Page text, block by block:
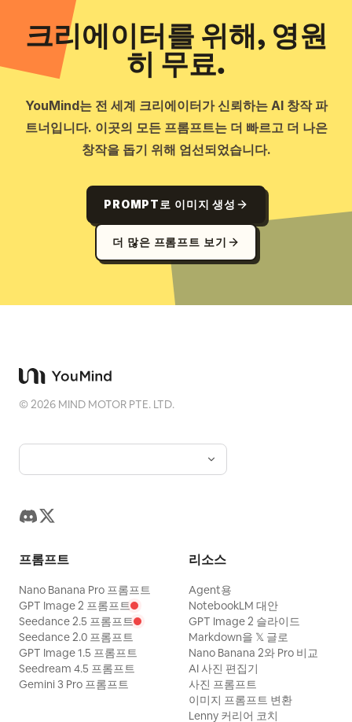
크리에이터를 위해, 영원
히 무료.
YouMind는 전 세계 크리에이터가 신뢰하는 AI 창작 파
트너입니다. 이곳의 모든 프롬프트는 더 빠르고 더 나은
창작을 돕기 위해 엄선되었습니다.
PROMPT로 이미지 생성
더 많은 프롬프트 보기
©2026 MIND MOTOR PTE. LTD.
프롬프트
Nano Banana Pro 프롬프트
GPT Image 2 프롬프트
Seedance 2.5 프롬프트
Seedance 2.0 프롬프트
GPT Image 1.5 프롬프트
Seedream 4.5 프롬프트
Gemini 3 Pro 프롬프트
리소스
Agent용
NotebookLM 대안
GPT Image 2 슬라이드
Markdown을 𝕏 글로
Nano Banana 2와 Pro 비교
AI 사진 편집기
사진 프롬프트
이미지 프롬프트 변환
Lenny 커리어 코치